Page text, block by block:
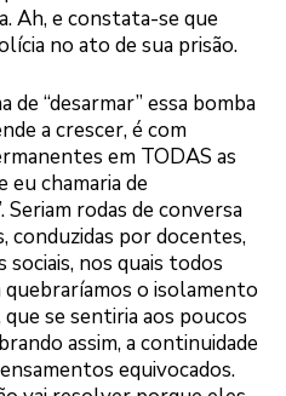
Ah, e constata-se que
no ato de sua prisão.
de “desarmar” essa bomba
a crescer, é com
em TODAS as
eu chamaria de
Seriam rodas de conversa
conduzidas por docentes,
nos quais todos
quebraríamos o isolamento
se sentiria aos poucos
assim, a continuidade
equivocados.